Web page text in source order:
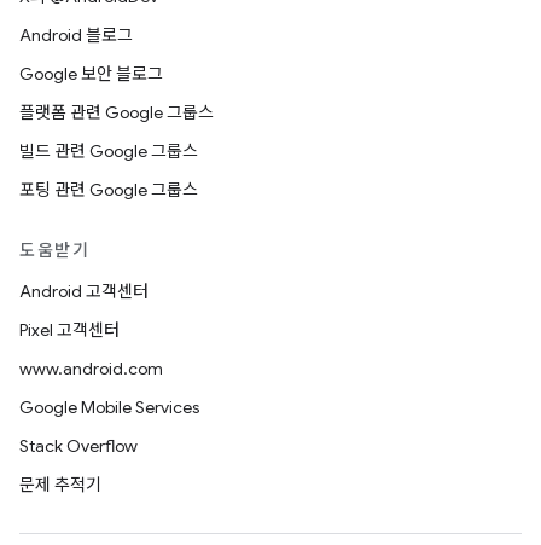
Android 블로그
Google 보안 블로그
플랫폼 관련 Google 그룹스
빌드 관련 Google 그룹스
포팅 관련 Google 그룹스
도움받기
Android 고객센터
Pixel 고객센터
www.android.com
Google Mobile Services
Stack Overflow
문제 추적기